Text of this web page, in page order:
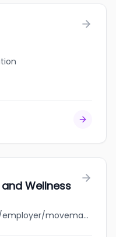
Wellness
jobbank.gc.ca/browsejobs/employer/movemax+rehab+and+wellness/ca